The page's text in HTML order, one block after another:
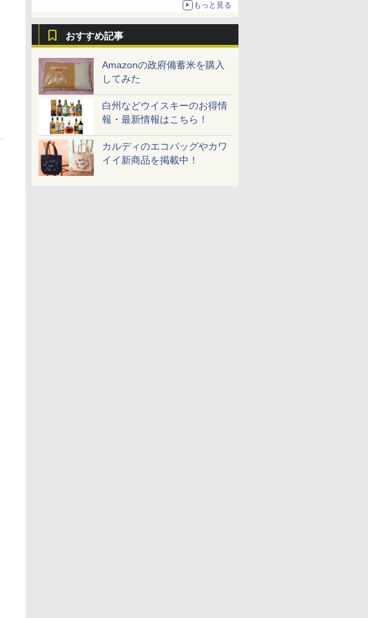
もっと見る
おすすめ記事
Amazonの政府備蓄米を購入
してみた
白州などウイスキーのお得情
報・最新情報はこちら！
カルディのエコバッグやカワ
イイ新商品を掲載中！